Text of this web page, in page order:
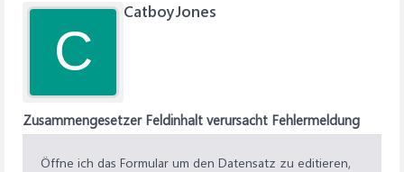
C
CatboyJones
Zusammengesetzer Feldinhalt verursacht Fehlermeldung
Öffne ich das Formular um den Datensatz zu editieren,